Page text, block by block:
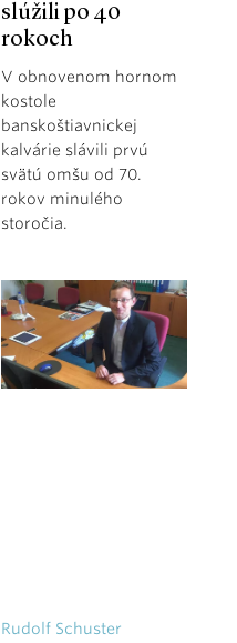
slúžili po 40
rokoch
V obnovenom hornom
kostole
banskoštiavnickej
kalvárie slávili prvú
svätú omšu od 70.
rokov minulého
storočia.
Rudolf Schuster